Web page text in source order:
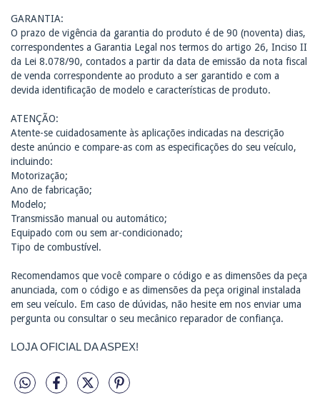
GARANTIA:
O prazo de vigência da garantia do produto é de 90 (noventa) dias,
correspondentes a Garantia Legal nos termos do artigo 26, Inciso II
da Lei 8.078/90, contados a partir da data de emissão da nota fiscal
de venda correspondente ao produto a ser garantido e com a
devida identificação de modelo e características de produto.
ATENÇÃO:
Atente-se cuidadosamente às aplicações indicadas na descrição
deste anúncio e compare-as com as especificações do seu veículo,
incluindo:
Motorização;
Ano de fabricação;
Modelo;
Transmissão manual ou automático;
Equipado com ou sem ar-condicionado;
Tipo de combustível.
Recomendamos que você compare o código e as dimensões da peça
anunciada, com o código e as dimensões da peça original instalada
em seu veículo. Em caso de dúvidas, não hesite em nos enviar uma
pergunta ou consultar o seu mecânico reparador de confiança.
LOJA OFICIAL DA ASPEX!